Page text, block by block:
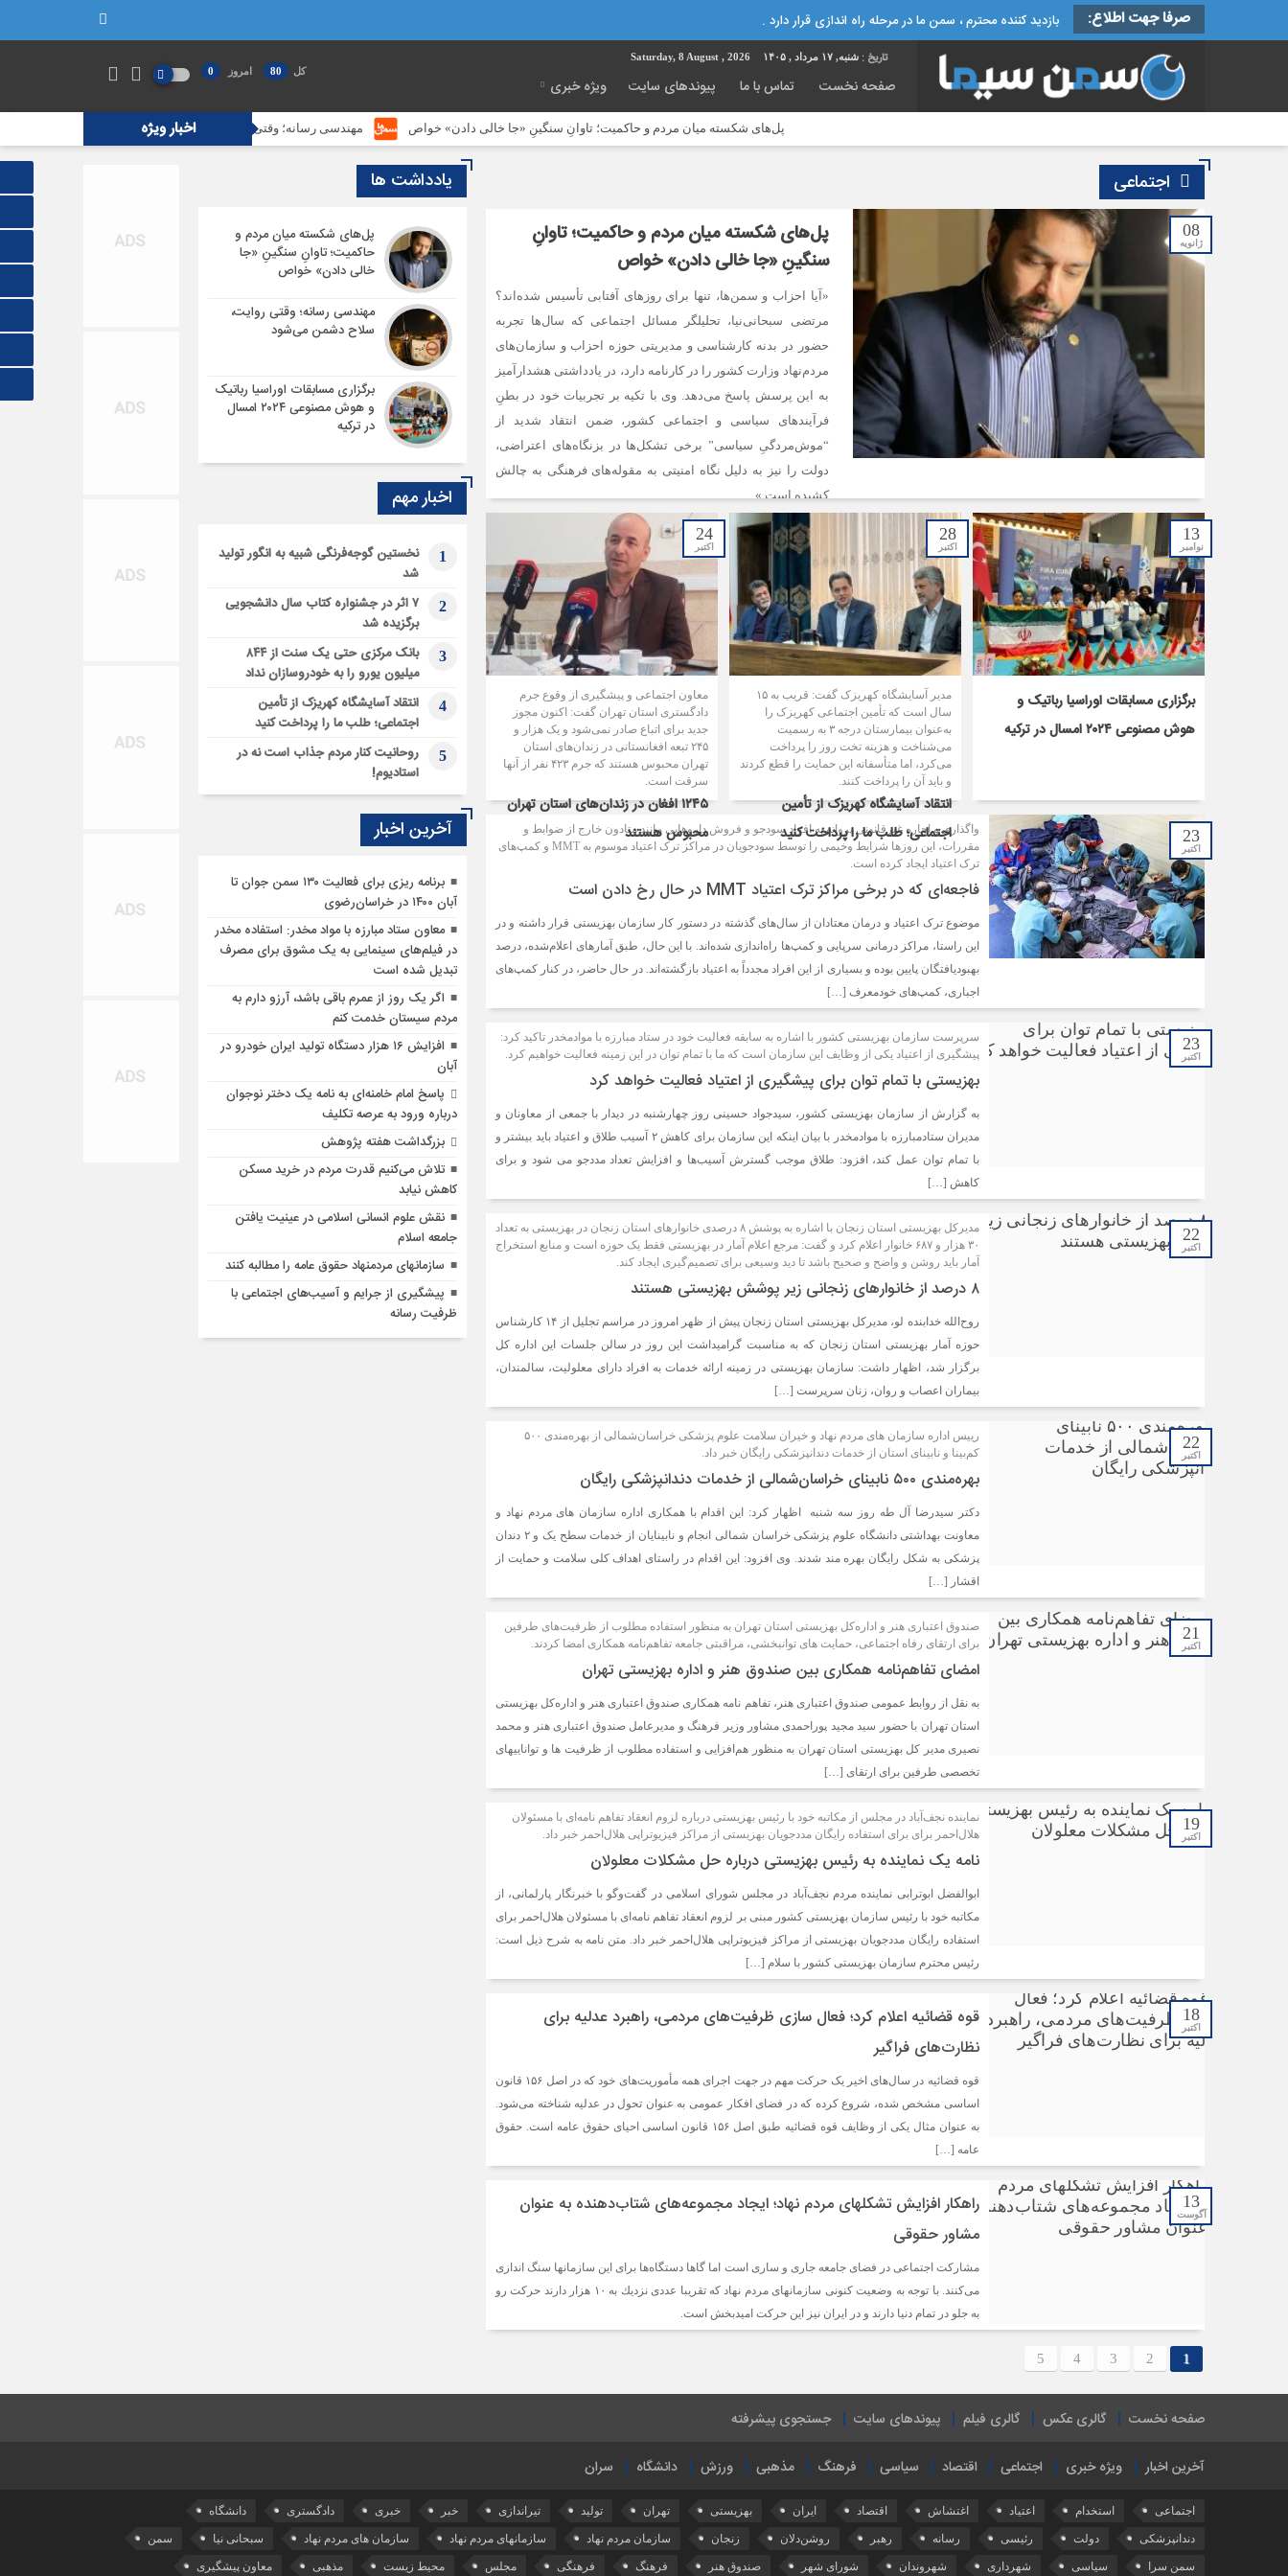
صرفا جهت اطلاع: بازدید کننده محترم ، سمن ما در مرحله راه اندازی قرار دارد .
تاریخ : شنبه, ۱۷ مرداد , ۱۴۰۵ Saturday, 8 August , 2026
صفحه نخست تماس با ما پیوندهای سایت ویژه خبری
کل 80 امروز 0
اخبار ویژه پل‌های شکسته میان مردم و حاکمیت؛ تاوانِ سنگینِ «جا خالی دادن» خواص مهندسی رسانه؛ وقتی روایت، سلاح دشمن می‌شود
اجتماعی
08
ژانویه
پل‌های شکسته میان مردم و حاکمیت؛ تاوانِ
سنگینِ «جا خالی دادن» خواص
«آیا احزاب و سمن‌ها، تنها برای روزهای آفتابی تأسیس شده‌اند؟
مرتضی سبحانی‌نیا، تحلیلگر مسائل اجتماعی که سال‌ها تجربه
حضور در بدنه کارشناسی و مدیریتی حوزه احزاب و سازمان‌های
مردم‌نهاد وزارت کشور را در کارنامه دارد، در یادداشتی هشدارآمیز
به این پرسش پاسخ می‌دهد. وی با تکیه بر تجربیات خود در بطنِ
فرآیندهای سیاسی و اجتماعی کشور، ضمن انتقاد شدید از
“موش‌مردگیِ سیاسی” برخی تشکل‌ها در بزنگاه‌های اعتراضی،
دولت را نیز به دلیل نگاه امنیتی به مقوله‌های فرهنگی به چالش
کشیده است.»
13
نوامبر
برگزاری مسابقات اوراسیا رباتیک و
هوش مصنوعی ۲۰۲۴ امسال در ترکیه
28
اکتبر
مدیر آسایشگاه کهریزک گفت: قریب به ۱۵
سال است که تأمین اجتماعی کهریزک را
به‌عنوان بیمارستان درجه ۳ به رسمیت
می‌شناخت و هزینه تخت روز را پرداخت
می‌کرد، اما متأسفانه این حمایت را قطع کردند
و باید آن را پرداخت کنند.
انتقاد آسایشگاه کهریزک از تأمین
اجتماعی؛ طلب ما را پرداخت کنید
24
اکتبر
معاون اجتماعی و پیشگیری از وقوع جرم
دادگستری استان تهران گفت: اکنون مجوز
جدید برای اتباع صادر نمی‌شود و یک هزار و
۲۴۵ تبعه افغانستانی در زندان‌های استان
تهران محبوس هستند که جرم ۴۲۳ نفر از آنها
سرقت است.
۱۲۴۵ افغان در زندان‌های استان تهران
محبوس هستند
23
اکتبر
واگذاری و اجاره غیرقانونی پروانه به افراد سودجو و فروش داروهایی مانند متادون خارج از ضوابط و
مقررات، این روزها شرایط وخیمی را توسط سودجویان در مراکز ترک اعتیاد موسوم به MMT و کمپ‌های
ترک اعتیاد ایجاد کرده است.
فاجعه‌ای که در برخی مراکز ترک اعتیاد MMT در حال رخ دادن است
موضوع ترک اعتیاد و درمان معتادان از سال‌های گذشته در دستور کار سازمان بهزیستی قرار داشته و در
این راستا، مراکز درمانی سرپایی و کمپ‌ها راه‌اندازی شده‌اند. با این حال، طبق آمارهای اعلام‌شده، درصد
بهبودیافتگان پایین بوده و بسیاری از این افراد مجدداً به اعتیاد بازگشته‌اند. در حال حاضر، در کنار کمپ‌های
اجباری، کمپ‌های خودمعرف […]
23
اکتبر
سرپرست سازمان بهزیستی کشور با اشاره به سابقه فعالیت خود در ستاد مبارزه با موادمخدر تاکید کرد:
پیشگیری از اعتیاد یکی از وظایف این سازمان است که ما با تمام توان در این زمینه فعالیت خواهیم کرد.
بهزیستی با تمام توان برای پیشگیری از اعتیاد فعالیت خواهد کرد
به گزارش از سازمان بهزیستی کشور، سیدجواد حسینی روز چهارشنبه در دیدار با جمعی از معاونان و
مدیران ستادمبارزه با موادمخدر با بیان اینکه این سازمان برای کاهش ۲ آسیب طلاق و اعتیاد باید بیشتر و
با تمام توان عمل کند، افزود: طلاق موجب گسترش آسیب‌ها و افزایش تعداد مددجو می شود و برای
کاهش […]
22
اکتبر
مدیرکل بهزیستی استان زنجان با اشاره به پوشش ۸ درصدی خانوارهای استان زنجان در بهزیستی به تعداد
۳۰ هزار و ۶۸۷ خانوار اعلام کرد و گفت: مرجع اعلام آمار در بهزیستی فقط یک حوزه است و منابع استخراج
آمار باید روشن و واضح و صحیح باشد تا دید وسیعی برای تصمیم‌گیری ایجاد کند.
۸ درصد از خانوارهای زنجانی زیر پوشش بهزیستی هستند
روح‌الله خدابنده لو، مدیرکل بهزیستی استان زنجان پیش از ظهر امروز در مراسم تجلیل از ۱۴ کارشناس
حوزه آمار بهزیستی استان زنجان که به مناسبت گرامیداشت این روز در سالن جلسات این اداره کل
برگزار شد، اظهار داشت: سازمان بهزیستی در زمینه ارائه خدمات به افراد دارای معلولیت، سالمندان،
بیماران اعصاب و روان، زنان سرپرست […]
22
اکتبر
رییس اداره سازمان های مردم نهاد و خیران سلامت علوم پزشکی خراسان‌شمالی از بهره‌مندی ۵۰۰
کم‌بینا و نابینای استان از خدمات دندانپزشکی رایگان خبر داد.
بهره‌مندی ۵۰۰ نابینای خراسان‌شمالی از خدمات دندانپزشکی رایگان
دکتر سیدرضا آل طه روز سه شنبه اظهار کرد: این اقدام با همکاری اداره سازمان های مردم نهاد و
معاونت بهداشتی دانشگاه علوم پزشکی خراسان شمالی انجام و نابینایان از خدمات سطح یک و ۲ دندان
پزشکی به شکل رایگان بهره مند شدند. وی افزود: این اقدام در راستای اهداف کلی سلامت و حمایت از
اقشار […]
21
اکتبر
صندوق اعتباری هنر و اداره‌کل بهزیستی استان تهران به منظور استفاده مطلوب از ظرفیت‌های طرفین
برای ارتقای رفاه اجتماعی، حمایت های توانبخشی، مراقبتی جامعه تفاهم‌نامه همکاری امضا کردند.
امضای تفاهم‌نامه همکاری بین صندوق هنر و اداره بهزیستی تهران
به نقل از روابط عمومی صندوق اعتباری هنر، تفاهم نامه همکاری صندوق اعتباری هنر و اداره‌کل بهزیستی
استان تهران با حضور سید مجید پوراحمدی مشاور وزیر فرهنگ و مدیرعامل صندوق اعتباری هنر و محمد
نصیری مدیر کل بهزیستی استان تهران به منظور هم‌افزایی و استفاده مطلوب از ظرفیت ها و تواناییهای
تخصصی طرفین برای ارتقای […]
19
اکتبر
نماینده نجف‌آباد در مجلس از مکاتبه خود با رئیس بهزیستی درباره لزوم انعقاد تفاهم نامه‌ای با مسئولان
هلال‌احمر برای برای استفاده رایگان مددجویان بهزیستی از مراکز فیزیوتراپی هلال‌احمر خبر داد.
نامه یک نماینده به رئیس بهزیستی درباره حل مشکلات معلولان
ابوالفضل ابوترابی نماینده مردم نجف‌آباد در مجلس شورای اسلامی در گفت‌وگو با خبرنگار پارلمانی، از
مکاتبه خود با رئیس سازمان بهزیستی کشور مبنی بر لزوم انعقاد تفاهم نامه‌ای با مسئولان هلال‌احمر برای
استفاده رایگان مددجویان بهزیستی از مراکز فیزیوتراپی هلال‌احمر خبر داد. متن نامه به شرح ذیل است:
رئیس محترم سازمان بهزیستی کشور با سلام […]
18
اکتبر
قوه قضائیه اعلام کرد؛ فعال سازی ظرفیت‌های مردمی، راهبرد عدلیه برای
نظارت‌های فراگیر
قوه قضائیه در سال‌های اخیر یک حرکت مهم در جهت اجرای همه مأموریت‌های خود که در اصل ۱۵۶ قانون
اساسی مشخص شده، شروع کرده که در فضای افکار عمومی به عنوان تحول در عدلیه شناخته می‌شود.
به عنوان مثال یکی از وظایف قوه قضائیه طبق اصل ۱۵۶ قانون اساسی احیای حقوق عامه است. حقوق
عامه […]
13
آگوست
راهكار افزایش تشكلهای مردم نهاد؛ ایجاد مجموعه‌های شتاب‌دهنده به عنوان
مشاور حقوقی
مشاركت اجتماعی در فضای جامعه جاری و ساری است اما گاها دستگاه‌ها برای این سازمانها سنگ اندازی
می‌كنند. با توجه به وضعیت كنونی سازمانهای مردم نهاد كه تقریبا عددی نزدیك به ۱۰ هزار دارند حركت رو
به جلو در تمام دنیا دارند و در ایران نیز این حركت امیدبخش است.
1
2
3
4
5
یادداشت ها
پل‌های شکسته میان مردم و
حاکمیت؛ تاوانِ سنگینِ «جا
خالی دادن» خواص
مهندسی رسانه؛ وقتی روایت،
سلاح دشمن می‌شود
برگزاری مسابقات اوراسیا رباتیک
و هوش مصنوعی ۲۰۲۴ امسال
در ترکیه
اخبار مهم
1
نخستین گوجه‌فرنگی شبیه به انگور تولید
شد
2
۷ اثر در جشنواره کتاب سال دانشجویی
برگزیده شد
3
بانک مرکزی حتی یک سنت از ۸۴۴
میلیون یورو را به خودروسازان نداد
4
انتقاد آسایشگاه کهریزک از تأمین
اجتماعی؛ طلب ما را پرداخت کنید
5
روحانیت کنار مردم جذاب است نه در
استادیوم!
آخرین اخبار
برنامه ریزی برای فعالیت ۱۳۰ سمن جوان تا
آبان ۱۴۰۰ در خراسان‌‌رضوی
معاون ستاد مبارزه با مواد مخدر: استفاده مخدر
در فیلم‌های سینمایی به یک مشوق برای مصرف
تبدیل شده است
اگر یک روز از عمرم باقی باشد، آرزو دارم به
مردم سیستان خدمت کنم
افزایش ۱۶ هزار دستگاه تولید ایران خودرو در
آبان
پاسخ امام خامنه‌ای به نامه یک دختر نوجوان
درباره ورود به عرصه تکلیف
بزرگداشت هفته پژوهش
تلاش می‌کنیم قدرت مردم در خرید مسکن
کاهش نیابد
نقش علوم انسانی اسلامی در عینیت یافتن
جامعه اسلام
سازمان‎های مردم‎نهاد حقوق عامه را مطالبه کنند
پیشگیری از جرایم و آسیب‌های اجتماعی با
ظرفیت رسانه‌
صفحه نخست گالری عکس گالری فیلم پیوندهای سایت جستجوی پیشرفته
آخرین اخبار ویژه خبری اجتماعی اقتصاد سیاسی فرهنگ مذهبی ورزش دانشگاه سران
اجتماعی استخدام اعتیاد اغتشاش اقتصاد ایران بهزیستی تهران تولید تیراندازی خبر خبری دادگستری دانشگاه
دندانپزشکی دولت رئیسی رسانه رهبر روشن‌دلان زنجان سازمان مردم نهاد سازمانهای مردم نهاد سازمان های مردم نهاد سبحانی نیا سمن
سمن سرا سیاسی شهرداری شهروندان شورای شهر صندوق هنر فرهنگ فرهنگی مجلس محیط زیست مذهبی معاون پیشگیری